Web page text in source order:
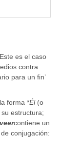
es el caso
contra
para un fin’
forma *Él (o
estructura;
contiene un
conjugación: